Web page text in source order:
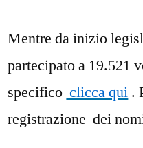
Mentre da inizio
partecipato a 19.521
specifico clicca qui .
registrazione dei